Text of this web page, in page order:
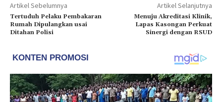
Artikel Sebelumnya
Tertuduh Pelaku Pembakaran
Rumah Dipulangkan usai
Ditahan Polisi
Artikel Selanjutnya
Menuju Akreditasi Klinik,
Lapas Kasongan Perkuat
Sinergi dengan RSUD